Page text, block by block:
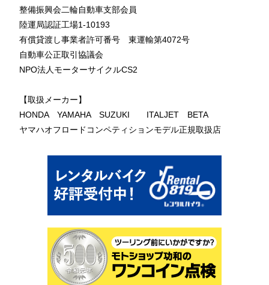
整備振興会二輪自動車支部会員
陸運局認証工場1-10193
有償貸渡し事業者許可番号 東運輸第4072号
自動車公正取引協議会
NPO法人モーターサイクルCS2
【取扱メーカー】
HONDA YAMAHA SUZUKI ITALJET BETA
ヤマハオフロードコンペティションモデル正規取扱店